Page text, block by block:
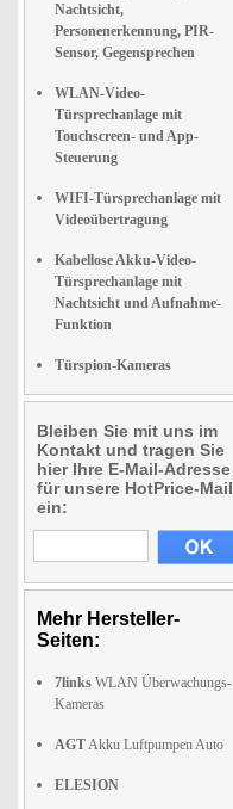
Nachtsicht,
Personenerkennung, PIR-
Sensor, Gegensprechen
WLAN-Video-
Türsprechanlage mit
Touchscreen- und App-
Steuerung
WIFI-Türsprechanlage mit
Videoübertragung
Kabellose Akku-Video-
Türsprechanlage mit
Nachtsicht und Aufnahme-
Funktion
Türspion-Kameras
Bleiben Sie mit uns im
Kontakt und tragen Sie
hier Ihre E-Mail-Adresse
für unsere HotPrice-Mail
ein:
Mehr Hersteller-
Seiten:
7links WLAN Überwachungs-
Kameras
AGTAkku Luftpumpen Auto
ELESION